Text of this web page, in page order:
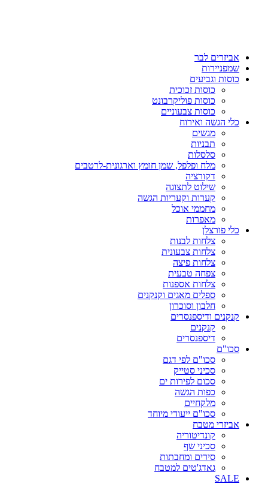
אביזרים לבר
שמפניירות
כוסות וגביעים
כוסות זכוכית
כוסות פוליקרבונט
כוסות צבעוניים
כלי הגשה ואירוח
מגשים
תבניות
סלסלות
מלח ופלפל, שמן חומץ וארגונית-לרטבים
דקורציה
שילוט לתצוגה
קערות וקעריות הגשה
מחממי אוכל
מאפרות
כלי פורצלן
צלחות לבנות
צלחות צבעונית
צלחות פיצה
צפחה טבעית
צלחות אספנות
ספלים מאגים וקנקנים
חלבון וסוכרון
קנקנים ודיספנסרים
קנקנים
דיספנסרים
סכו"ם
סכו"ם לפי דגם
סכיני סטייק
סכום לפירות ים
כפות הגשה
מלקחיים
סכו"ם ייעודי מיוחד
אביזרי מטבח
קונדיטוריה
סכיני שף
סירים ומחבתות
גאדג'טים למטבח
SALE